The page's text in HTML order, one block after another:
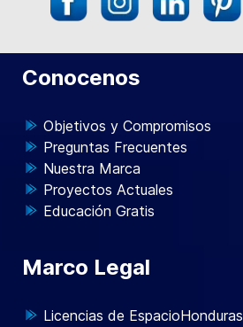
Conocenos
Objetivos y Compromisos
Preguntas Frecuentes
Nuestra Marca
Proyectos Actuales
Educación Gratis
Marco Legal
Licencias de EspacioHonduras